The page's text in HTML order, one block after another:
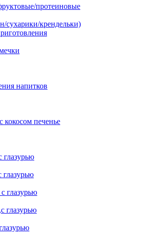
протеиновые
сухарики/крендельки)
напитков
кокосом печенье
глазурью
глазурью
глазурью
глазурью